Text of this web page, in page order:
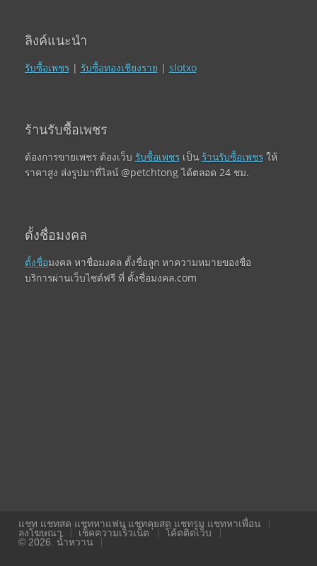
ลิงค์แนะนำ
รับซื้อเพชร| รับซื้อทองเชียงราย | slotxo
ร้านรับซื้อเพชร
ต้องการขายเพชร ต้องเว็บ รับซื้อเพชรเป็น ร้านรับซื้อเพชรให้
ราคาสูง ส่งรูปมาที่ไลน์ @petchtong ได้ตลอด 24 ชม.
ตั้งชื่อมงคล
ตั้งชื่อมงคล หาชื่อมงคล ตั้งชื่อลูก หาความหมายของชื่อ
บริการผ่านเว็บไซต์ฟรี ที่ ตั้งชื่อมงคล.com
แชท แชทสด แชทหาแฟน แชทคุยสด แชทรูม แชทหาเพื่อน
ลงโฆษณา
เช็คความเร็วเน็ต
โค้ดติดเว็บ
© 2026. น้ำหวาน